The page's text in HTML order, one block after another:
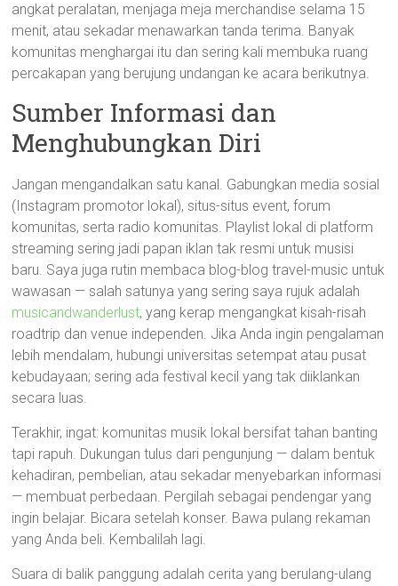
angkat peralatan, menjaga meja merchandise selama 15
menit, atau sekadar menawarkan tanda terima. Banyak
komunitas menghargai itu dan sering kali membuka ruang
percakapan yang berujung undangan ke acara berikutnya.
Sumber Informasi dan
Menghubungkan Diri
Jangan mengandalkan satu kanal. Gabungkan media sosial
(Instagram promotor lokal), situs-situs event, forum
komunitas, serta radio komunitas. Playlist lokal di platform
streaming sering jadi papan iklan tak resmi untuk musisi
baru. Saya juga rutin membaca blog-blog travel-music untuk
wawasan — salah satunya yang sering saya rujuk adalah
musicandwanderlust, yang kerap mengangkat kisah-risah
roadtrip dan venue independen. Jika Anda ingin pengalaman
lebih mendalam, hubungi universitas setempat atau pusat
kebudayaan; sering ada festival kecil yang tak diiklankan
secara luas.
Terakhir, ingat: komunitas musik lokal bersifat tahan banting
tapi rapuh. Dukungan tulus dari pengunjung — dalam bentuk
kehadiran, pembelian, atau sekadar menyebarkan informasi
— membuat perbedaan. Pergilah sebagai pendengar yang
ingin belajar. Bicara setelah konser. Bawa pulang rekaman
yang Anda beli. Kembalilah lagi.
Suara di balik panggung adalah cerita yang berulang-ulang